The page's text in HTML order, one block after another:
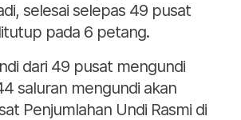
selesai selepas 49 pusat
pada 6 petang.
dari 49 pusat mengundi
saluran mengundi akan
Penjumlahan Undi Rasmi di